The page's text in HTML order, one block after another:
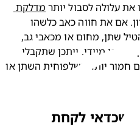
לסבול יותר
מדלקת
, גם בשבוע 15 להריון. אם את חווה כאב כלשהו
במהלך הטלת שתן, דחף חזק להטיל שתן, מחום או מכאבי גב,
חשוב שתיידעי את הרופא/ה שלך באופן מיידי. ייתכן שתקבלי
טיפול אנטיביוטי, כדי למנוע זיהום חמור יותר בשלפוחית השתן או
שכדאי לקחת